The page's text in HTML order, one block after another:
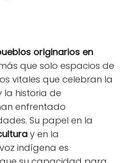
originarios en
que solo espacios de
vitales que celebran la
la historia de
enfrentado
Su papel en la
y en la
indígena es